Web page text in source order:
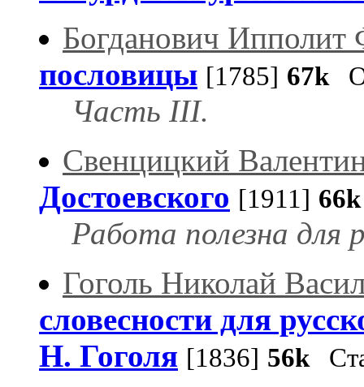
Богданович Ипполит
пословицы [1785] 67k
Часть III.
Свенцицкий
Достоевского [1911] 66k
Работа полезна для
Гоголь Николай
словесности для
Н. Гоголя [1836] 56k